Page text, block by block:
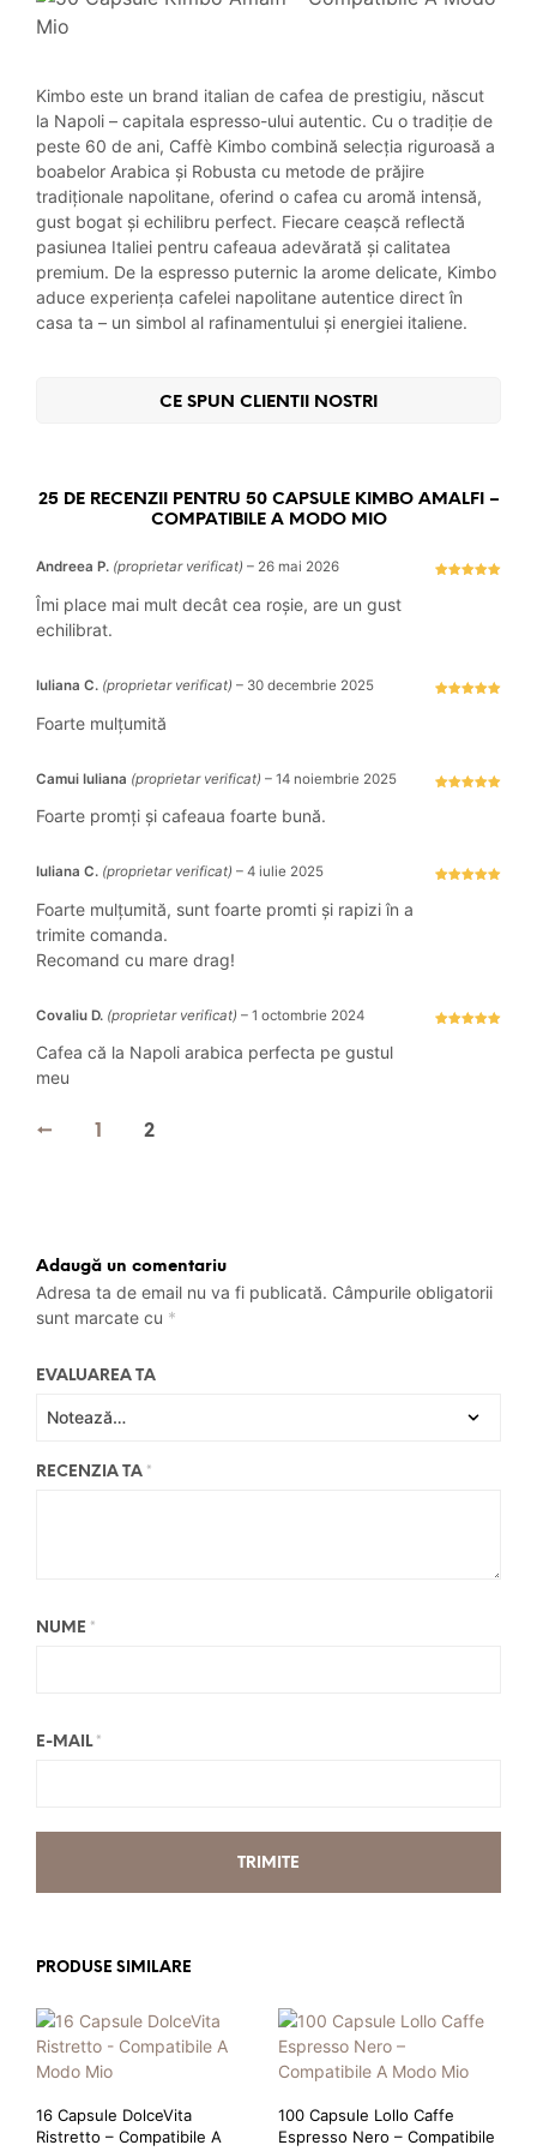
Kimbo este un brand italian de cafea de prestigiu, născut
la Napoli – capitala espresso-ului autentic. Cu o tradiție de
peste 60 de ani, Caffè Kimbo combină selecția riguroasă a
boabelor Arabica și Robusta cu metode de prăjire
tradiționale napolitane, oferind o cafea cu aromă intensă,
gust bogat și echilibru perfect. Fiecare ceașcă reflectă
pasiunea Italiei pentru cafeaua adevărată și calitatea
premium. De la espresso puternic la arome delicate, Kimbo
aduce experiența cafelei napolitane autentice direct în
casa ta – un simbol al rafinamentului și energiei italiene.
CE SPUN CLIENTII NOSTRI
25 DE RECENZII PENTRU 50 CAPSULE KIMBO AMALFI –
COMPATIBILE A MODO MIO
Andreea P. (proprietar verificat) – 26 mai 2026
Îmi place mai mult decât cea roșie, are un gust
echilibrat.
Iuliana C. (proprietar verificat) – 30 decembrie 2025
Foarte mulțumită
Camui Iuliana (proprietar verificat) – 14 noiembrie 2025
Foarte promți și cafeaua foarte bună.
Iuliana C. (proprietar verificat) – 4 iulie 2025
Foarte mulțumită, sunt foarte promti și rapizi în a
trimite comanda.
Recomand cu mare drag!
Covaliu D. (proprietar verificat) – 1 octombrie 2024
Cafea că la Napoli arabica perfecta pe gustul
meu
← 1 2
Adaugă un comentariu
Adresa ta de email nu va fi publicată. Câmpurile obligatorii
sunt marcate cu *
EVALUAREA TA
RECENZIA TA *
NUME *
E-MAIL *
PRODUSE SIMILARE
16 Capsule DolceVita
Ristretto – Compatibile A
100 Capsule Lollo Caffe
Espresso Nero – Compatibile